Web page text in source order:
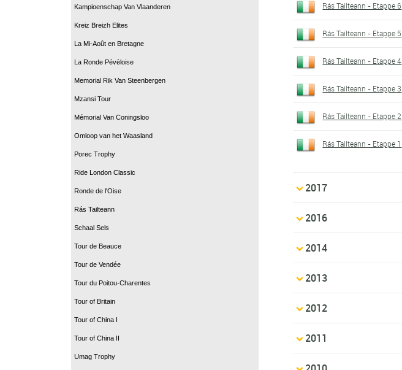
Kampioenschap Van Vlaanderen
Kreiz Breizh Elites
La Mi-Août en Bretagne
La Ronde Pévèloise
Memorial Rik Van Steenbergen
Mzansi Tour
Mémorial Van Coningsloo
Omloop van het Waasland
Porec Trophy
Ride London Classic
Ronde de l'Oise
Rás Tailteann
Schaal Sels
Tour de Beauce
Tour de Vendée
Tour du Poitou-Charentes
Tour of Britain
Tour of China I
Tour of China II
Umag Trophy
Rás Tailteann - Etappe 6
Rás Tailteann - Etappe 5
Rás Tailteann - Etappe 4
Rás Tailteann - Etappe 3
Rás Tailteann - Etappe 2
Rás Tailteann - Etappe 1
2017
2016
2014
2013
2012
2011